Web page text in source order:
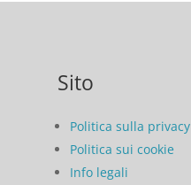
Sito
Politica sulla privacy
Politica sui cookie
Info legali